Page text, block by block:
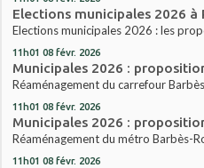
Elections municipales 2026 à
Elections municipales 2026 : les
11h01 08 févr. 2026
Municipales 2026 :
Réaménagement du carrefour
11h01 08 févr. 2026
Municipales 2026 :
Réaménagement du métro Barbès-
11h01 08 févr. 2026